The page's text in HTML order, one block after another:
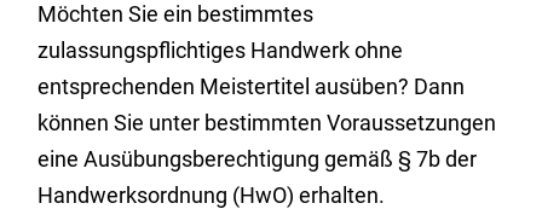
Möchten Sie ein bestimmtes
zulassungspflichtiges Handwerk ohne
entsprechenden Meistertitel ausüben? Dann
können Sie unter bestimmten Voraussetzungen
eine Ausübungsberechtigung gemäß § 7b der
Handwerksordnung (HwO) erhalten.